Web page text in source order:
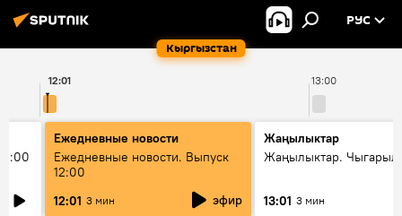
Кыргызстан
РУС
13:00
12:01
Ежедневные новости
Ежедневные новости. Выпуск
12:00
12:01 3 мин эфир
Жаңылыктар
Жаңылыктар.
13:01 3 мин